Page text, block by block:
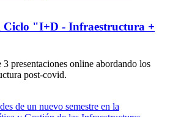
Ciclo "I+D - Infraestructura +
presentaciones online abordando los
post-covid.